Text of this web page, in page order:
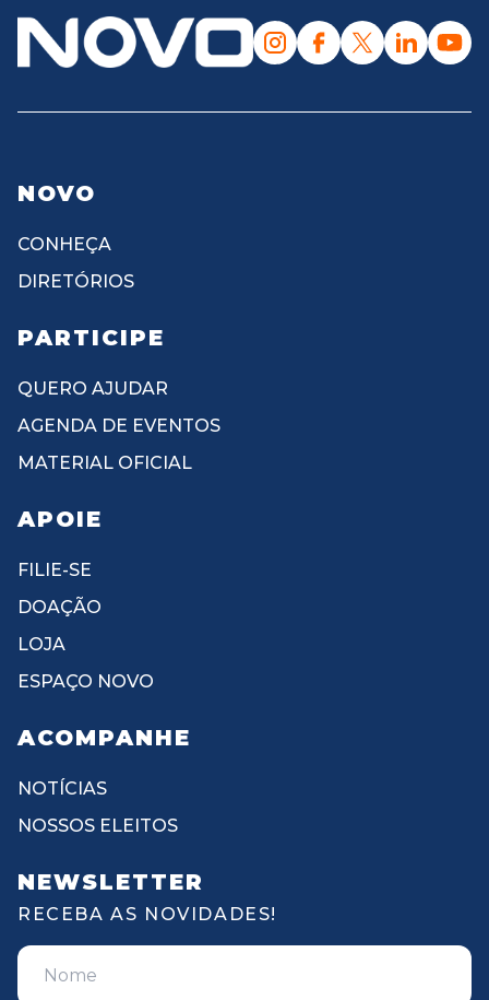
NOVO
CONHEÇA
DIRETÓRIOS
PARTICIPE
QUERO AJUDAR
AGENDA DE EVENTOS
MATERIAL OFICIAL
APOIE
FILIE-SE
DOAÇÃO
LOJA
ESPAÇO NOVO
ACOMPANHE
NOTÍCIAS
NOSSOS ELEITOS
NEWSLETTER
RECEBA AS NOVIDADES!